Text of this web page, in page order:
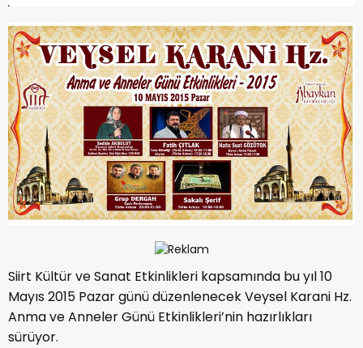
Siirt Kültür ve Sanat Etkinlikleri kapsamında bu yıl 10
Mayıs 2015 Pazar günü düzenlenecek Veysel Karani Hz.
Anma ve Anneler Günü Etkinlikleri’nin hazırlıkları
sürüyor.